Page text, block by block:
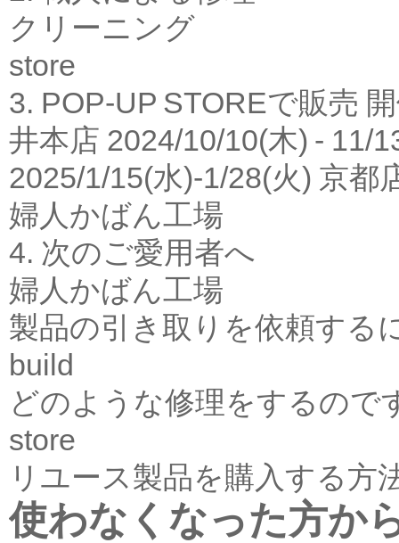
クリーニング
store
3. POP-UP STOREで販売
井本店 2024/10/10(木) - 11/
2025/1/15(水)-1/28(火) 京都
婦人かばん工場
4. 次のご愛用者へ
婦人かばん工場
製品の引き取りを依頼する
build
どのような修理をするので
store
リユース製品を購入する方
使わなくなった方か